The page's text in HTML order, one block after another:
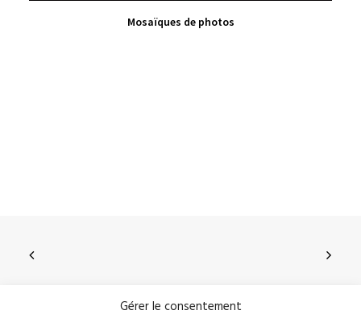
Gérer le consentement
VIEW PRODUCT
Mosaïques de photos